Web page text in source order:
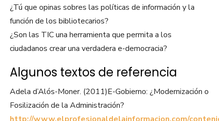
¿Tú que opinas sobres las políticas de información y la
función de los bibliotecarios?
¿Son las TIC una herramienta que permita a los
ciudadanos crear una verdadera e-democracia?
Algunos textos de referencia
Adela d’Alós-Moner. (2011)E-Gobierno: ¿Modernización o
Fosilización de la Administración?